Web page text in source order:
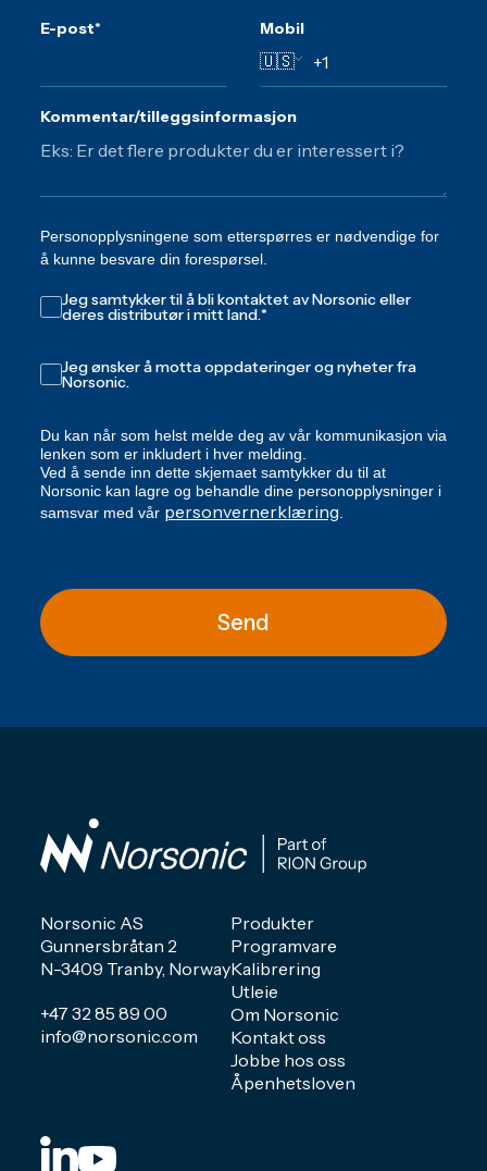
E-post* Mobil
🇺🇸
Kommentar/tilleggsinformasjon
Personopplysningene som etterspørres er nødvendige for
å kunne besvare din forespørsel.
Jeg samtykker til å bli kontaktet av Norsonic eller
deres distributør i mitt land.*
Jeg ønsker å motta oppdateringer og nyheter fra
Norsonic.
Du kan når som helst melde deg av vår kommunikasjon via
lenken som er inkludert i hver melding.
Ved å sende inn dette skjemaet samtykker du til at
Norsonic kan lagre og behandle dine personopplysninger i
samsvar med vår personvernerklæring.
Send
Norsonic AS
Gunnersbråtan 2
N-3409 Tranby, Norway
+47 32 85 89 00
info@norsonic.com
Produkter
Programvare
Kalibrering
Utleie
Om Norsonic
Kontakt oss
Jobbe hos oss
Åpenhetsloven